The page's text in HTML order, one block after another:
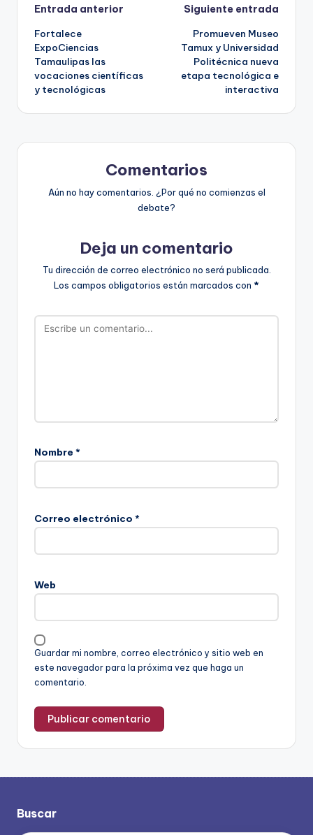
Navegación
de
entradas
Entrada anterior
Fortalece
ExpoCiencias
Tamaulipas las
vocaciones científicas
y tecnológicas
Siguiente entrada
Promueven Museo
Tamux y Universidad
Politécnica nueva
etapa tecnológica e
interactiva
Comentarios
Aún no hay comentarios. ¿Por qué no comienzas el
debate?
Deja un comentario
Tu dirección de correo electrónico no será publicada.
Los campos obligatorios están marcados con *
Nombre *
Correo electrónico *
Web
Guardar mi nombre, correo electrónico y sitio web en
este navegador para la próxima vez que haga un
comentario.
Buscar